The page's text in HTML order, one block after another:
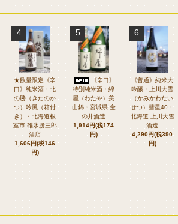
4
★数量限定《辛
口》純米酒・北
の勝（きたのか
つ）吟風（箱付
き）・北海道根
室市 碓氷勝三郎
酒店
1,606円(税146
円)
5
《辛口》
特別純米酒・綿
屋（わたや）美
山錦・宮城県 金
の井酒造
1,914円(税174
円)
6
《普通》純米大
吟醸・上川大雪
（かみかわたい
せつ）彗星40・
北海道 上川大雪
酒造
4,290円(税390
円)